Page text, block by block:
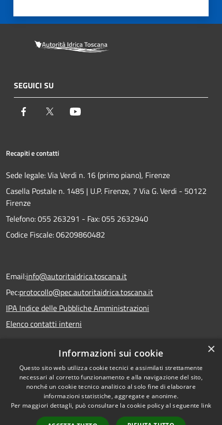
SEGUICI SU
Facebook Twitter
Recapiti e contatti
Sede legale: Via Verdi n. 16 (primo piano), Firenze
Casella Postale n. 1485 | U.P. Firenze, 7 Via G. Verdi - 50122
Firenze
Telefono:055 263291 - Fax:055 2632940
Codice Fiscale: 06209860482
Email:info@autoritaidrica.toscana.it
Pec:protocollo@pec.autoritaidrica.toscana.it
IPA Indice delle Pubbliche Amministrazioni
Elenco contatti interni
Dichiarazione accessibilità
Accessibilità
Copyright © 2026 • Autorità
Idrica Toscana • Powered by
×
Informazioni sui cookie
Questo sito web utilizza cookie tecnici e assimilati strettamente
necessari al corretto funzionamento e alla navigazione del sito,
nonché un cookie tecnico analitico al solo fine di elaborare
informazioni statistiche, aggregate e anonime.
Per maggiori dettagli, può consultare la cookie policy al seguente link